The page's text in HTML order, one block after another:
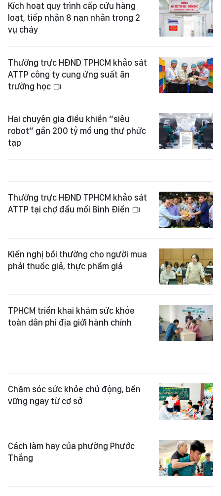
Kích hoạt quy trình cấp cứu hàng
loạt, tiếp nhận 8 nạn nhân trong 2
vụ cháy
Thường trực HĐND TPHCM khảo sát
ATTP công ty cung ứng suất ăn
trường học
Hai chuyên gia điều khiển “siêu
robot” gần 200 tỷ mổ ung thư phức
tạp
Thường trực HĐND TPHCM khảo sát
ATTP tại chợ đầu mối Bình Điền
Kiến nghị bồi thường cho người mua
phải thuốc giả, thực phẩm giả
TPHCM triển khai khám sức khỏe
toàn dân phi địa giới hành chính
Chăm sóc sức khỏe chủ động, bền
vững ngay từ cơ sở
Cách làm hay của phường Phước
Thắng